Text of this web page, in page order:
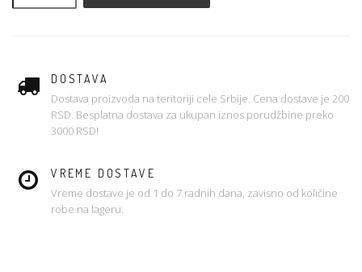
DOSTAVA
Dostava proizvoda na teritoriji cele Srbije. Cena dostave je 200
RSD. Besplatna dostava za ukupan iznos porudžbine preko
3000 RSD!
VREME DOSTAVE
Vreme dostave je od 1 do 7 radnih dana, zavisno od količine
robe na lageru.